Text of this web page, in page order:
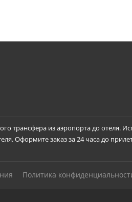
трансфера из аэропорта до отеля.
Оформите заказ за 24 часа до
Политика